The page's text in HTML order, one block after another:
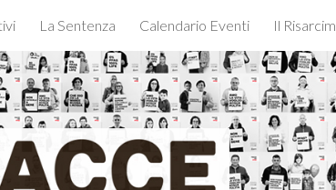
to main content
La Sentenza Calendario Eventi Il